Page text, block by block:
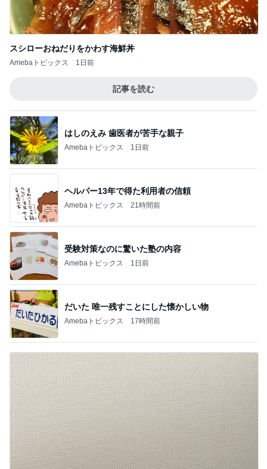
スシローおねだりをかわす海鮮丼
Amebaトピックス 1日前
記事を読む
はしのえみ 歯医者が苦手な親子
Amebaトピックス 1日前
ヘルパー13年で得た利用者の信頼
Amebaトピックス 21時間前
受験対策なのに驚いた塾の内容
Amebaトピックス 1日前
だいた 唯一残すことにした懐かしい物
Amebaトピックス 17時間前